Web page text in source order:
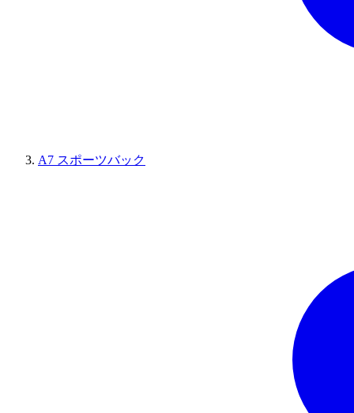
A7 スポーツバック